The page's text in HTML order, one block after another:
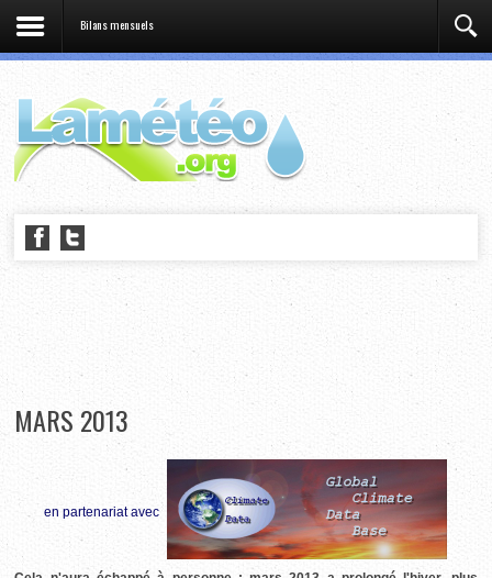
Bilans mensuels
MARS 2013
en partenariat avec